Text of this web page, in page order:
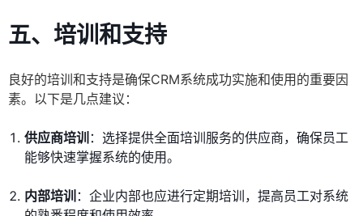
五、培训和支持
良好的培训和支持是确保CRM系统成功实施和使用的重要因
素。以下是几点建议：
供应商培训 ：选择提供全面培训服务的供应商，确保员工
能够快速掌握系统的使用。
内部培训 ：企业内部也应进行定期培训，提高员工对系统